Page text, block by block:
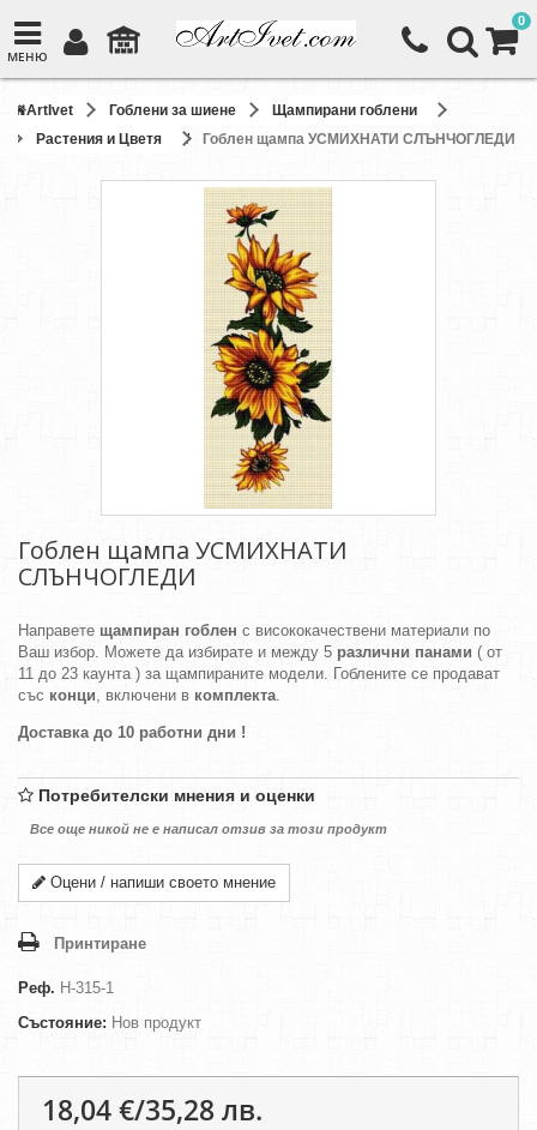
МЕНЮ
0
ArtIvet Гоблени за шиене
Щампирани гоблени
Растения и Цветя
Гоблен щампа УСМИХНАТИ СЛЪНЧОГЛЕДИ
Гоблен щампа УСМИХНАТИ
СЛЪНЧОГЛЕДИ
Направете щампиран гоблен с висококачествени материали по
Ваш избор. Можете да избирате и между 5 различни панами ( от
11 до 23 каунта ) за щампираните модели. Гоблените се продават
със конци, включени в комплекта.
Доставка до 10 работни дни !
Потребителски мнения и оценки
Все още никой не е написал отзив за този продукт
Оцени / напиши своето мнение
Принтиране
Реф. H-315-1
Състояние: Нов продукт
18,04 €/35,28 лв.